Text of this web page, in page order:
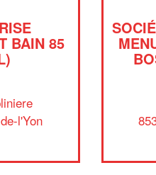
BAIN 85
l'Yon